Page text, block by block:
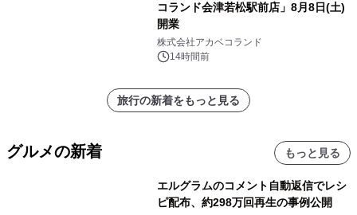
コランド会津若松駅前店」8月8日(土)
開業
株式会社アカベコランド
14時間前
旅行の新着をもっと見る
グルメの新着 もっと見る
エルグラムのコメント自動返信でレシ
ピ配布、約298万回再生の事例公開